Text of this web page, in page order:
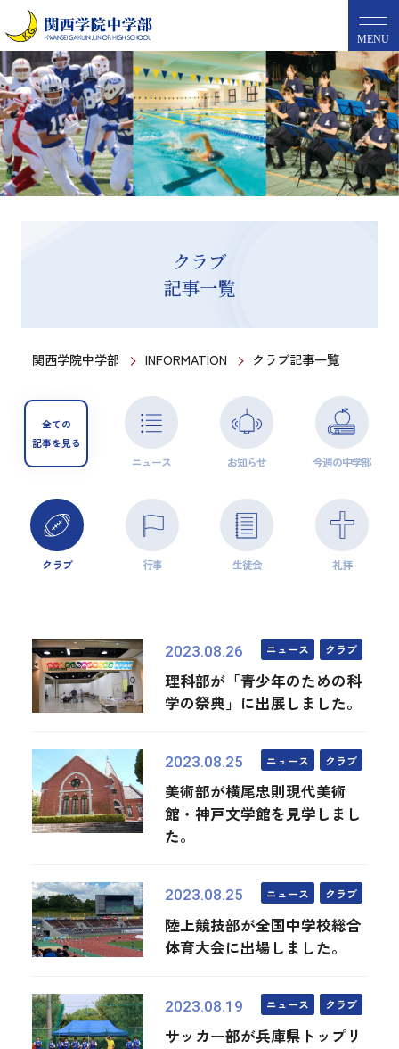
MENU
クラブ
記事一覧
関西学院中学部 INFORMATION クラブ記事一覧
全ての
記事を見る
ニュース お知らせ 今週の中学部
クラブ 行事 生徒会 礼拝
2023.08.26 ニュース クラブ
理科部が「青少年のための科
学の祭典」に出展しました。
2023.08.25 ニュース クラブ
美術部が横尾忠則現代美術
館・神戸文学館を見学しまし
た。
2023.08.25 ニュース クラブ
陸上競技部が全国中学校総合
体育大会に出場しました。
2023.08.19 ニュース クラブ
サッカー部が兵庫県トップリ